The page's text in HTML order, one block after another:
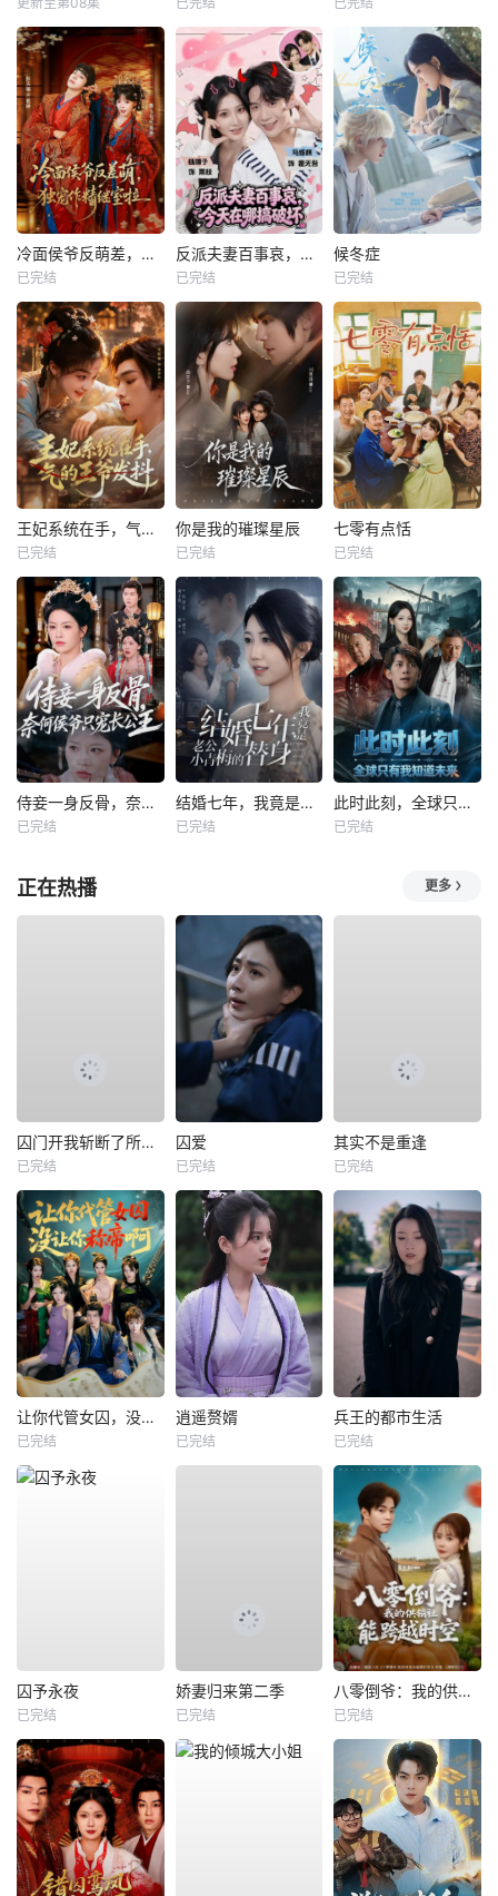
冷面侯爷反萌差，独宠作精继室啦
已完结
反派夫妻百事哀，今天在哪搞破坏
已完结
候冬症
已完结
王妃系统在手，气的王爷发抖
已完结
你是我的璀璨星辰
已完结
七零有点恬
已完结
侍妾一身反骨，奈何侯爷只宠长公主
已完结
结婚七年，我竟是老公小青梅的替身
已完结
此时此刻，全球只有我知道未来
已完结
正在热播 更多
囚门开我斩断了所有阴谋
已完结
囚爱
已完结
其实不是重逢
已完结
让你代管女囚，没让你称帝啊
已完结
逍遥赘婿
已完结
兵王的都市生活
已完结
囚予永夜
已完结
娇妻归来第二季
已完结
八零倒爷：我的供销社能跨时空
已完结